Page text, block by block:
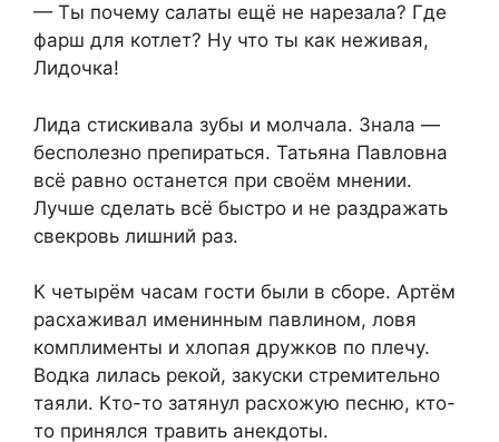
— Ты почему салаты ещё не нарезала? Где
фарш для котлет? Ну что ты как неживая,
Лидочка!
Лида стискивала зубы и молчала. Знала —
бесполезно препираться. Татьяна Павловна
всё равно останется при своём мнении.
Лучше сделать всё быстро и не раздражать
свекровь лишний раз.
К четырём часам гости были в сборе. Артём
расхаживал именинным павлином, ловя
комплименты и хлопая дружков по плечу.
Водка лилась рекой, закуски стремительно
таяли. Кто-то затянул расхожую песню, кто-
то принялся травить анекдоты.